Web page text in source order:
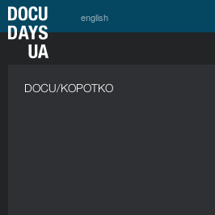
english
DOCU/КОРОТКО